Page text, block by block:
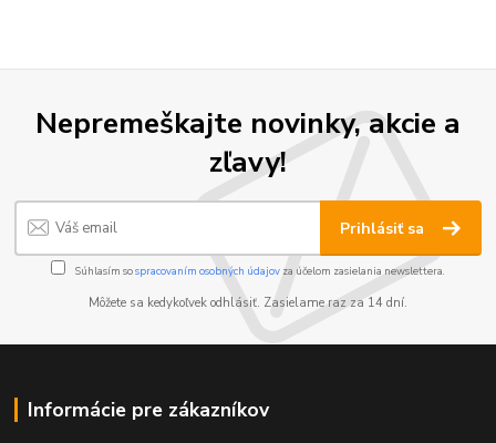
Nepremeškajte novinky, akcie a
zľavy!
Prihlásiť sa
Súhlasím sospracovaním osobných údajov za účelom zasielania newslettera.
Môžete sa kedykoľvek odhlásiť. Zasielame raz za 14 dní.
Informácie pre zákazníkov